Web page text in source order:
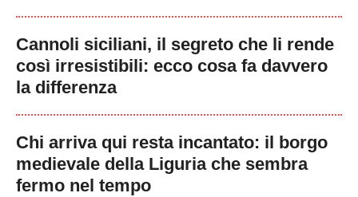
Cannoli siciliani, il segreto che li rende
così irresistibili: ecco cosa fa davvero
la differenza
Chi arriva qui resta incantato: il borgo
medievale della Liguria che sembra
fermo nel tempo